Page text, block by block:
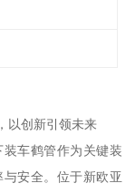
以创新引领未来
车鹤管作为关键装
安全。位于新欧亚